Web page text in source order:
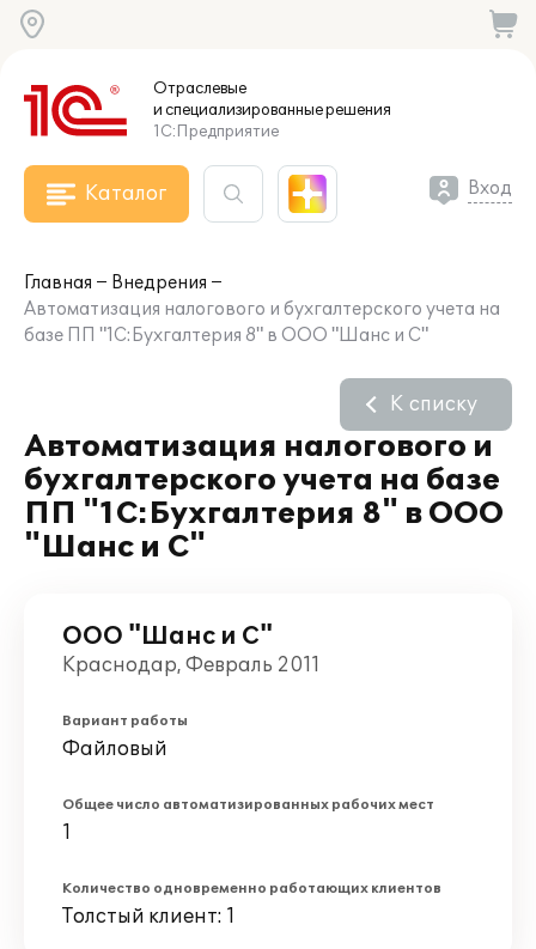
Отраслевые
и специализированныерешения
1С:Предприятие
Каталог Вход
Главная
Внедрения
Автоматизация налогового и бухгалтерского учета на
базе ПП "1С:Бухгалтерия 8" в ООО "Шанс и С"
Автоматизация налогового и
бухгалтерского учета на базе
ПП "1С:Бухгалтерия 8" в ООО
"Шанс и С"
К списку
ООО "Шанс и С"
Краснодар, Февраль 2011
Вариант работы
Файловый
Общее число автоматизированных рабочих мест
1
Количество одновременно работающих клиентов
Толстый клиент: 1